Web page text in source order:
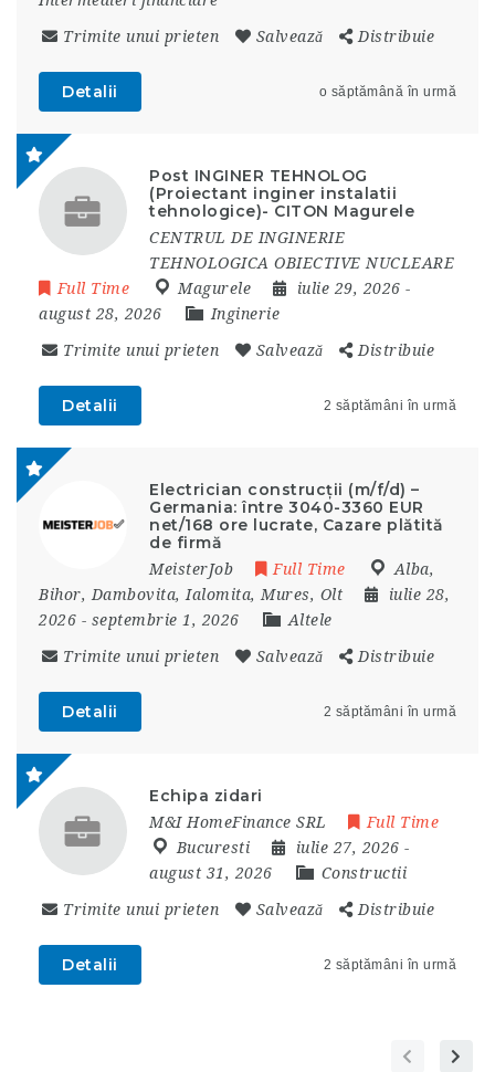
Trimite unui prieten Salvează Distribuie
Detalii o săptămână în urmă
Post INGINER TEHNOLOG
(Proiectant inginer instalatii
tehnologice)- CITON Magurele
CENTRUL DE INGINERIE
TEHNOLOGICA OBIECTIVE NUCLEARE
Full Time
Magurele iulie 29, 2026 -
august 28, 2026
Inginerie
Trimite unui prieten Salvează Distribuie
Detalii 2 săptămâni în urmă
Electrician construcții (m/f/d) –
Germania: între 3040-3360 EUR
net/168 ore lucrate, Cazare plătită
de firmă
MeisterJob Full Time Alba,
Bihor, Dambovita, Ialomita, Mures, Olt
iulie 28,
2026 - septembrie 1, 2026 Altele
Trimite unui prieten Salvează Distribuie
Detalii 2 săptămâni în urmă
Echipa zidari
M&I HomeFinance SRL
Full Time
Bucuresti
iulie 27, 2026 -
august 31, 2026
Constructii
Trimite unui prieten Salvează Distribuie
Detalii 2 săptămâni în urmă